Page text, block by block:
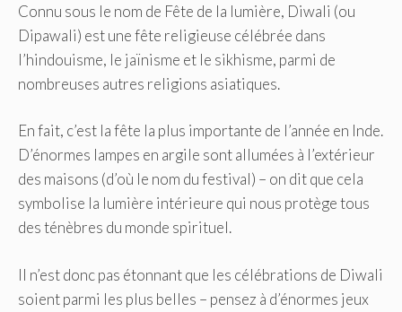
Connu sous le nom de Fête de la lumière, Diwali (ou
Dipawali) est une fête religieuse célébrée dans
l’hindouisme, le jaïnisme et le sikhisme, parmi de
nombreuses autres religions asiatiques.
En fait, c’est la fête la plus importante de l’année en Inde.
D’énormes lampes en argile sont allumées à l’extérieur
des maisons (d’où le nom du festival) – on dit que cela
symbolise la lumière intérieure qui nous protège tous
des ténèbres du monde spirituel.
Il n’est donc pas étonnant que les célébrations de Diwali
soient parmi les plus belles – pensez à d’énormes jeux